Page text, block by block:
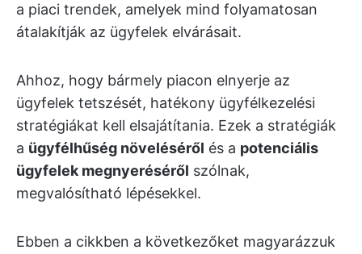
a piaci trendek, amelyek mind folyamatosan
átalakítják az ügyfelek elvárásait.
Ahhoz, hogy bármely piacon elnyerje az
ügyfelek tetszését, hatékony ügyfélkezelési
stratégiákat kell elsajátítania. Ezek a stratégiák
a ügyfélhűség növeléséről és a potenciális
ügyfelek megnyeréséről szólnak,
megvalósítható lépésekkel.
Ebben a cikkben a következőket magyarázzuk